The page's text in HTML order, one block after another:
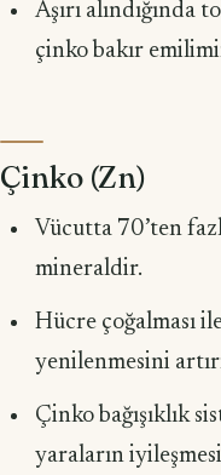
Aşırı alındığında
çinko bakır
Çinko (Zn)
Vücutta 70’ten
mineraldir.
Hücre çoğalması
yenilenmesini
Çinko bağışıklık
yaraların